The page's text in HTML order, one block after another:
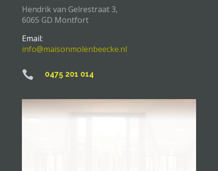
Hendrik van Gelrestraat 3,
6065 GD Montfort
Email:
info@maisonmolenbeecke.nl
 0475 201 014